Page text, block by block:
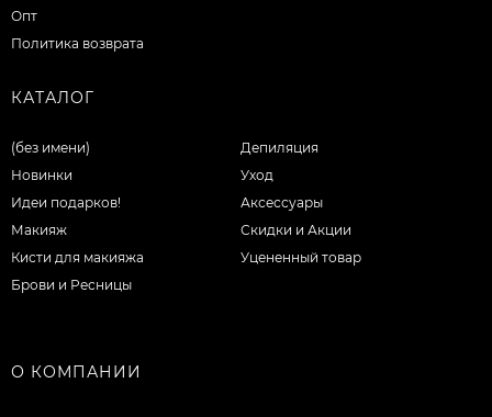
Опт
Политика возврата
КАТАЛОГ
(без имени)
Новинки
Идеи подарков!
Макияж
Кисти для макияжа
Брови и Ресницы
Депиляция
Уход
Аксессуары
Скидки и Акции
Уцененный товар
О КОМПАНИИ